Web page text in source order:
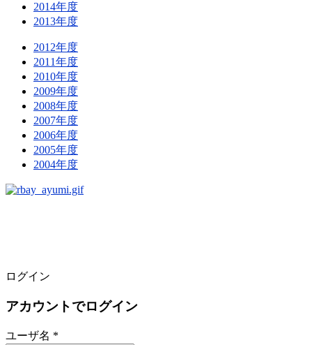
2014年度
2013年度
2012年度
2011年度
2010年度
2009年度
2008年度
2007年度
2006年度
2005年度
2004年度
ログイン
アカウントでログイン
ユーザ名 *